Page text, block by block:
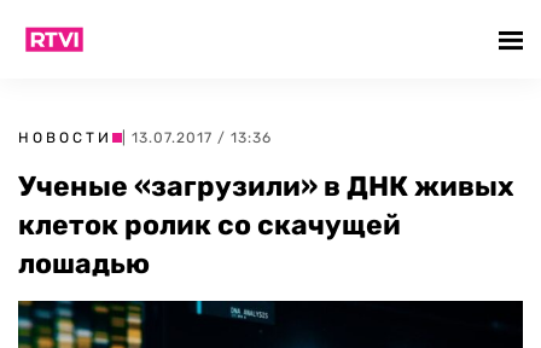
НОВОСТИ | 13.07.2017 / 13:36
Ученые «загрузили» в ДНК живых
клеток ролик со скачущей
лошадью